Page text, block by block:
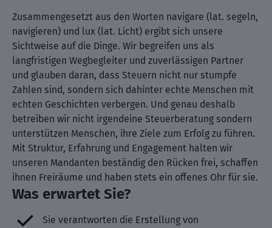
Zusammengesetzt aus den Worten navigare (lat. segeln,
navigieren) und lux (lat. Licht) ergibt sich unsere
Sichtweise auf die Dinge. Wir begreifen uns als
langfristigen Wegbegleiter und zuverlässigen Partner
und glauben daran, dass Steuern nicht nur stumpfe
Zahlen sind, sondern sich dahinter echte Menschen mit
echten Geschichten verbergen. Und genau deshalb
betreiben wir nicht irgendeine Steuerberatung sondern
unterstützen Menschen, ihre Ziele zum Erfolg zu führen.
Mit Struktur, Erfahrung und Engagement halten wir
unseren Mandanten beständig den Rücken frei, schaffen
ihnen Freiräume und haben stets ein offenes Ohr für sie.
Was erwartet Sie?
Sie verantworten die Erstellung von